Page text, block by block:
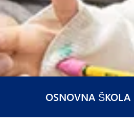
OSNOVNA ŠKOLA